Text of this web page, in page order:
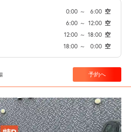
0:00 ～ 6:00 空
6:00 ～ 12:00 空
12:00 ～ 18:00 空
18:00 ～ 0:00 空
予約へ